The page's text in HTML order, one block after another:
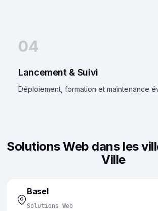
04
Lancement & Suivi
Déploiement, formation et maintenance
Solutions Web dans les
Ville
Basel
Solutions Web